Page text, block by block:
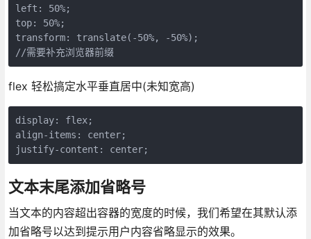
left: 50%;
top: 50%;
transform: translate(-50%, -50%);
//需要补充浏览器前缀
flex 轻松搞定水平垂直居中(未知宽高)
display: flex;
align-items: center;
justify-content: center;
文本末尾添加省略号
当文本的内容超出容器的宽度的时候，我们希望在其默认添
加省略号以达到提示用户内容省略显示的效果。